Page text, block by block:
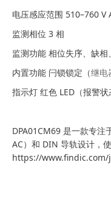
电压感应范围 510–760 V
监测相位 3 相
监测功能 相位失序、缺
内置功能 闩锁锁定（继电
指示灯 红色 LED（报警状
DPA01CM69 是一款专注
AC）和 DIN 导轨设计，
https://www.findic.com/